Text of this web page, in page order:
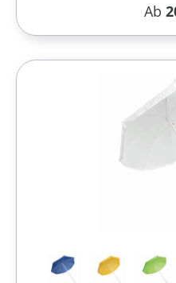
Ab